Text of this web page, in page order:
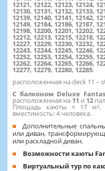
12121, 12122, 12123, 12124,
12130, 12131, 12132, 12133,
12139, 12140, 12141, 12142,
12149, 12184, 12186, 12187,
12198, 12200, 12201, 12202,
12212, 12213, 12215, 12218,
12227, 12229, 12230, 12232,
12243, 12244, 12245, 12246,
12252, 12253, 12254, 12255,
12262, 12264, 12265, 12266,
12277, 12279, 12280, 12285.
расположенная на deck 11 –
С балконом Deluxe
расположенная на 11 и 12
Площадь каюты ≈ 17 м²,
вместимость: 4 человека.
Дополнительные
или диван,
или раскладной диван.
Возможности каюты
Виртуальный тур по